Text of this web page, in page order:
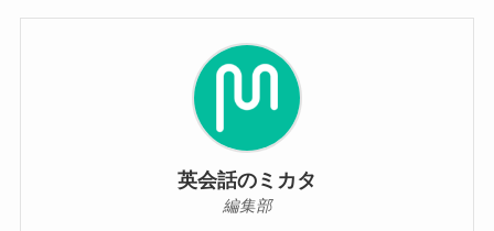
英会話のミカタ
編集部